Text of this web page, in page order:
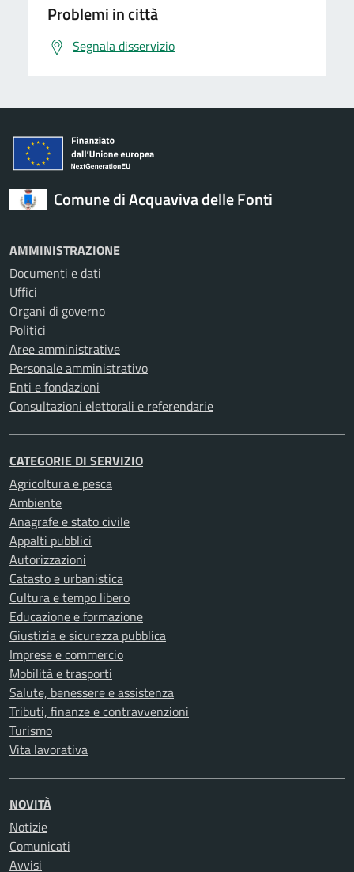
Problemi in città
Segnala disservizio
Comune di Acquaviva delle Fonti
AMMINISTRAZIONE
Documenti e dati
Uffici
Organi di governo
Politici
Aree amministrative
Personale amministrativo
Enti e fondazioni
Consultazioni elettorali e referendarie
CATEGORIE DI SERVIZIO
Agricoltura e pesca
Ambiente
Anagrafe e stato civile
Appalti pubblici
Autorizzazioni
Catasto e urbanistica
Cultura e tempo libero
Educazione e formazione
Giustizia e sicurezza pubblica
Imprese e commercio
Mobilità e trasporti
Salute, benessere e assistenza
Tributi, finanze e contravvenzioni
Turismo
Vita lavorativa
NOVITÀ
Notizie
Comunicati
Avvisi